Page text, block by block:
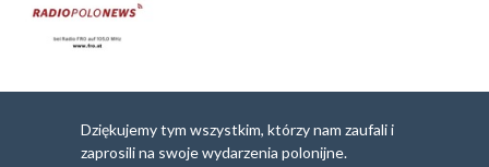
Dziękujemy tym wszystkim, którzy nam zaufali i
zaprosili na swoje wydarzenia polonijne.